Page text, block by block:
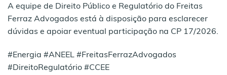
A equipe de Direito Público e Regulatório do Freitas
Ferraz Advogados está à disposição para esclarecer
dúvidas e apoiar eventual participação na CP 17/2026.
#Energia #ANEEL #FreitasFerrazAdvogados
#DireitoRegulatório #CCEE